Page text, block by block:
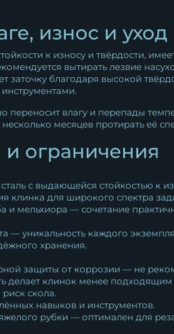
износ и уход
к износу и твёрдости,
вытирать лезвие
заточку благодаря высокой
переносит влагу и перепады
месяцев протирать её
ограничения
с выдающейся стойкостью к
клинка для широкого спектра
и мельхиора — сочетание
— уникальность каждого
хранения.
защиты от коррозии — не
делает клинок менее
скола.
навыков и инструментов.
рубки — оптимален для